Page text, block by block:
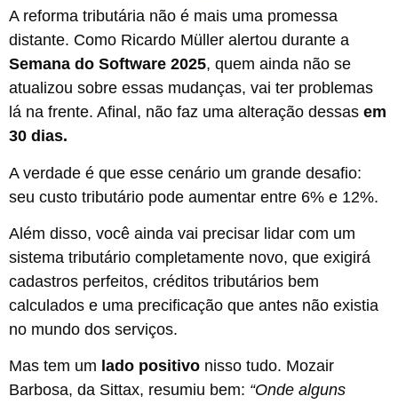
A reforma tributária não é mais uma promessa
distante. Como Ricardo Müller alertou durante a
Semana do Software 2025, quem ainda não se
atualizou sobre essas mudanças, vai ter problemas
lá na frente. Afinal, não faz uma alteração dessas em
30 dias.
A verdade é que esse cenário um grande desafio:
seu custo tributário pode aumentar entre 6% e 12%.
Além disso, você ainda vai precisar lidar com um
sistema tributário completamente novo, que exigirá
cadastros perfeitos, créditos tributários bem
calculados e uma precificação que antes não existia
no mundo dos serviços.
Mas tem um lado positivo nisso tudo. Mozair
Barbosa, da Sittax, resumiu bem: “Onde alguns